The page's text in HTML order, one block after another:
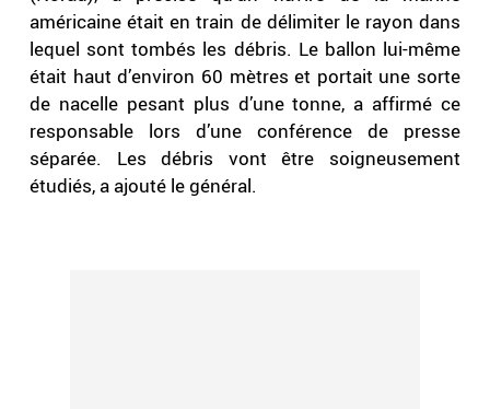
américaine était en train de délimiter le rayon dans
lequel sont tombés les débris. Le ballon lui-même
était haut d’environ 60 mètres et portait une sorte
de nacelle pesant plus d’une tonne, a affirmé ce
responsable lors d’une conférence de presse
séparée. Les débris vont être soigneusement
étudiés, a ajouté le général.